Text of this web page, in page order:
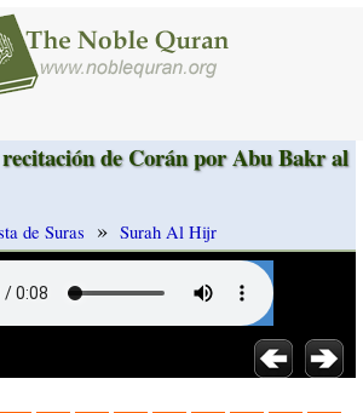
de Corán por Abu Bakr al
de Suras » Surah Al Hijr